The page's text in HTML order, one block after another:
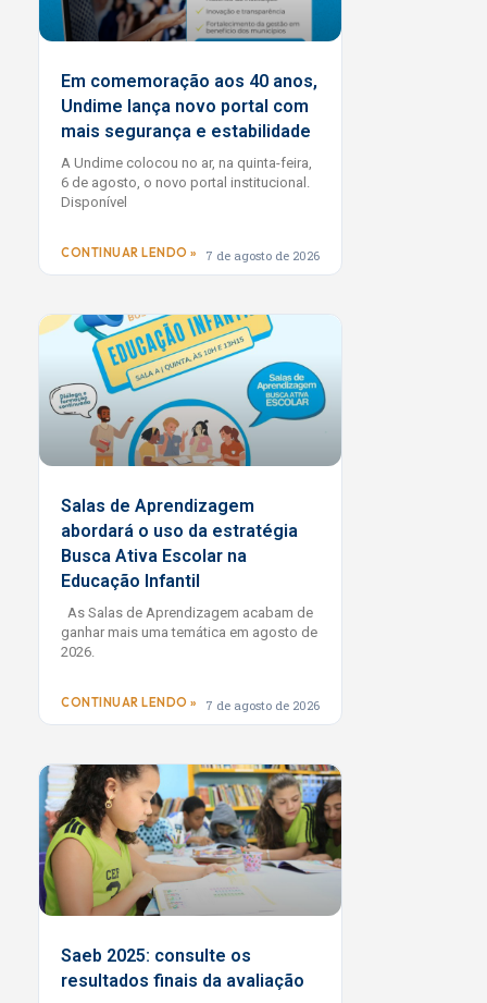
Em comemoração aos 40 anos,
Undime lança novo portal com
mais segurança e estabilidade
A Undime colocou no ar, na quinta-feira,
6 de agosto, o novo portal institucional.
Disponível
CONTINUAR LENDO » 7 de agosto de 2026
Salas de Aprendizagem
abordará o uso da estratégia
Busca Ativa Escolar na
Educação Infantil
As Salas de Aprendizagem acabam de
ganhar mais uma temática em agosto de
2026.
CONTINUAR LENDO » 7 de agosto de 2026
Saeb 2025: consulte os
resultados finais da avaliação